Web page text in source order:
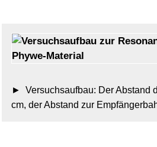
Versuchsaufbau: Der Abstand
cm, der Abstand zur